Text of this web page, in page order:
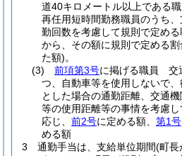
道40キロメートル以上である
再任用短時間勤務職員のうち
勤回数を考慮して規則で定め
から、その額に規則で定める
た額)。
(3)
前項第3号に掲げる職員 交
つ、自動車等を使用しないで
とした場合の通勤距離、交通
等の使用距離等の事情を考慮
応じ、 前2号に定める額、 第1号
める額
3
通勤手当は、支給単位期間(町長